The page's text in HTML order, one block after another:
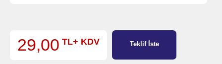
29,00 TL+ KDV Teklif İste